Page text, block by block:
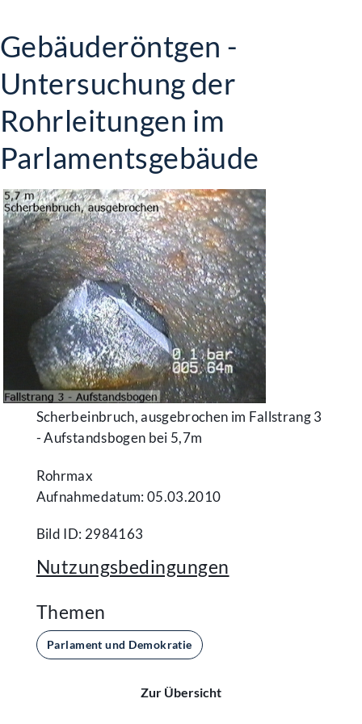
Gebäuderöntgen -
Untersuchung der
Rohrleitungen im
Parlamentsgebäude
Scherbeinbruch, ausgebrochen im Fallstrang 3
- Aufstandsbogen bei 5,7m
Rohrmax
Aufnahmedatum: 05.03.2010
Bild ID: 2984163
Nutzungsbedingungen
Themen
Parlament und Demokratie
Zur Übersicht